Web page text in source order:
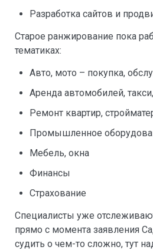
Разработка сайтов и
Старое ранжирование пока
тематиках:
Авто, мото – покупка,
Аренда автомобилей,
Ремонт квартир,
Промышленное
Мебель, окна
Финансы
Страхование
Специалисты уже
прямо с момента заявления
судить о чем-то сложно, тут